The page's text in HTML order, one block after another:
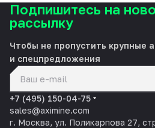
Подпишитесь на
рассылку
Чтобы не пропустить крупные
и спецпредложения
+7 (495) 150-04-75
sales@aximine.com
г. Москва, ул. Поликарпова 27,